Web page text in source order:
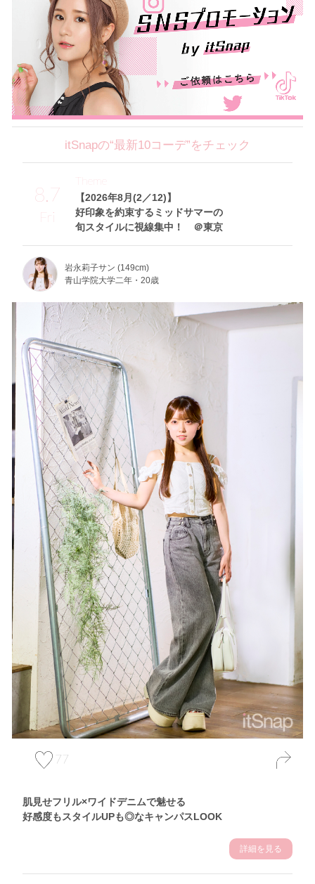
itSnapの“最新10コーデ”をチェック
8.7
Fri
【2026年8月(2／12)】
好印象を約束するミッドサマーの
旬スタイルに視線集中！ ＠東京
Theme
岩永莉子サン (149cm)
青山学院大学二年・20歳
77
肌見せフリル×ワイドデニムで魅せる
好感度もスタイルUPも◎なキャンパスLOOK
詳細を見る